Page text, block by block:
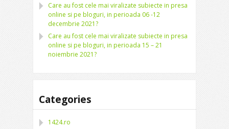
Care au fost cele mai viralizate subiecte in presa
online si pe bloguri, in perioada 06 -12
decembrie 2021?
Care au fost cele mai viralizate subiecte in presa
online si pe bloguri, in perioada 15 – 21
noiembrie 2021?
Categories
1424.ro